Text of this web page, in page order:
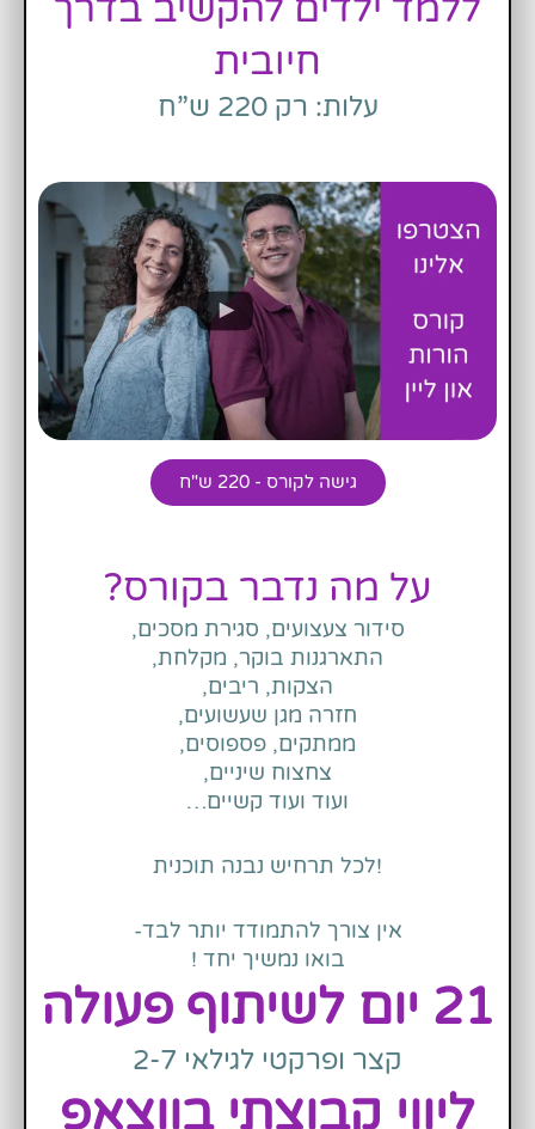
חיובית
עלות: רק 220 ש”ח
גישה לקורס - 220 ש"ח
על מה נדבר בקורס?
סידור צעצועים, סגירת מסכים,
התארגנות בוקר, מקלחת,
הצקות, ריבים,
חזרה מגן שעשועים,
ממתקים, פספוסים,
צחצוח שיניים,
ועוד ועוד קשיים…
לכל תרחיש נבנה תוכנית!
אין צורך להתמודד יותר לבד-
בואו נמשיך יחד !
21 יום לשיתוף פעולה
קצר ופרקטי לגילאי 2-7
ליווי קבוצתי בווצאפ